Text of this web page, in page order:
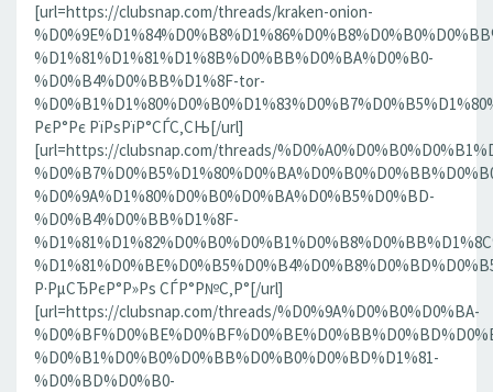
[url=https://clubsnap.com/threads/kraken-onion-
%D1%81%D1%81%D1%8B%D0%BB%D0%BA%D0%B0-
%D0%B4%D0%BB%D1%8F-tor-
РєР°Рє РїРѕРїР°СЃС‚СЊ[/url]
[url=https://clubsnap.com/threads/
%D0%9A%D1%80%D0%B0%D0%BA%D0%B5%D0%BD-
%D0%B4%D0%BB%D1%8F-
Р·РµСЂРєР°Р»Рѕ СЃР°Р№С‚Р°[/url]
[url=https://clubsnap.com/threads/%D0%9A%D0%B0%D0%BA-
%D0%B1%D0%B0%D0%BB%D0%B0%D0%BD%D1%81-
%D0%BD%D0%B0-